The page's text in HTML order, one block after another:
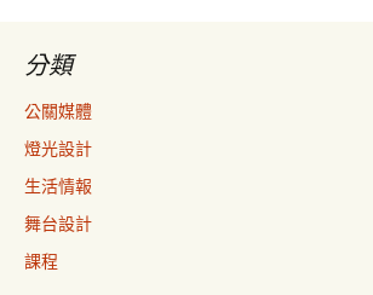
分類
公關媒體
燈光設計
生活情報
舞台設計
課程